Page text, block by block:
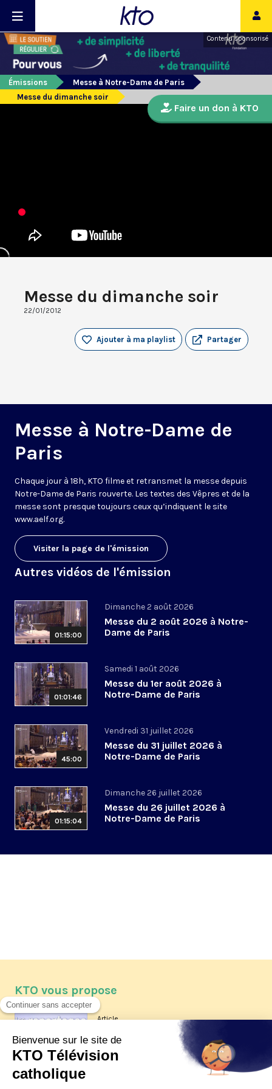
Contenu sponsorisé
Émissions
Messe à Notre-Dame de Paris
Messe du dimanche soir
Messe du dimanche soir
22/01/2012
Partager
Ajouter à ma playlist
Messe à Notre-Dame de
Paris
Chaque jour à 18h, KTO filme et retransmet la messe depuis
Notre-Dame de Paris rouverte. Les textes des Vêpres et de la
messe sont presque toujours ceux qu’indiquent le site
www.aelf.org.
Visiter la page de l'émission
Autres vidéos de l'émission
01:15:00
Dimanche 2 août 2026
Messe du 2 août 2026 à Notre-
Dame de Paris
01:01:46
Samedi 1 août 2026
Messe du 1er août 2026 à
Notre-Dame de Paris
45:00
Vendredi 31 juillet 2026
Messe du 31 juillet 2026 à
Notre-Dame de Paris
01:15:04
Dimanche 26 juillet 2026
Messe du 26 juillet 2026 à
Notre-Dame de Paris
Faire un don à KTO
KTO vous propose
Article
Les reportages d'été 2026 de KTO